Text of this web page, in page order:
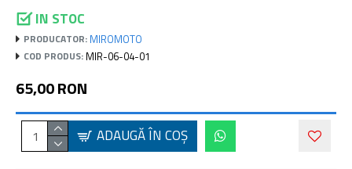
IN STOC
PRODUCATOR: MIROMOTO
COD PRODUS: MIR-06-04-01
65,00 RON
ADAUGĂ ÎN COŞ